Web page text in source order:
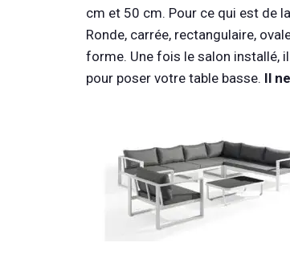
cm et 50 cm. Pour ce qui est de
Ronde, carrée, rectangulaire,
forme. Une fois le salon installé,
pour poser votre table basse. Il